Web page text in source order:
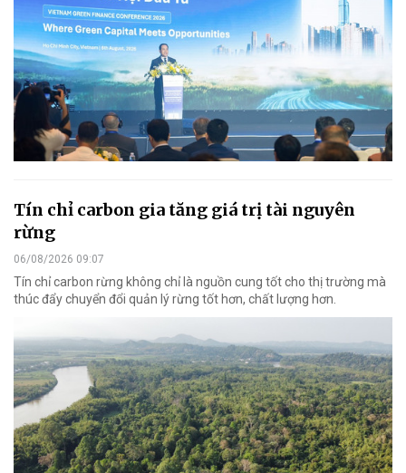
Tín chỉ carbon gia tăng giá trị tài nguyên
rừng
06/08/2026 09:07
Tín chỉ carbon rừng không chỉ là nguồn cung tốt cho thị trường mà
thúc đẩy chuyển đổi quản lý rừng tốt hơn, chất lượng hơn.